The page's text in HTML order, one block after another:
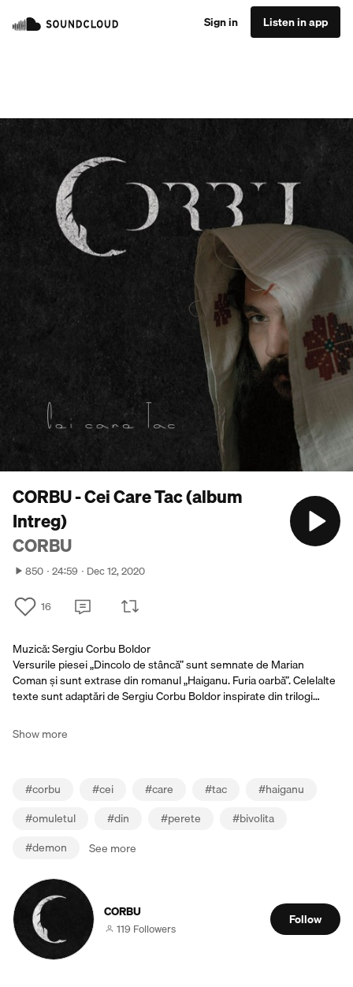
Sign in Listen in app
CORBU - Cei Care Tac (album
Intreg)
CORBU
850 24:59 Dec 12, 2020
16
Muzică: Sergiu Corbu Boldor
Versurile piesei „Dincolo de stâncă” sunt semnate de Marian
Coman și sunt extrase din romanul „Haiganu. Furia oarbă”. Celelalte
texte sunt adaptări de Sergiu Corbu Boldor inspirate din trilogi…
Show more
#corbu #cei #care #tac #haiganu
#omuletul #din #perete #bivolita
#demon See more
CORBU
119 Followers
Follow